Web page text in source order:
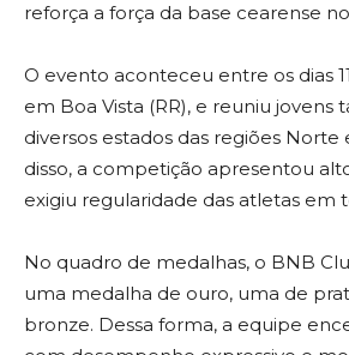
reforça a força da base cearense
O evento aconteceu entre os dias
em Boa Vista (RR), e reuniu jovens
diversos estados das regiões
disso, a competição apresentou
exigiu regularidade das atletas em
No quadro de medalhas, o BNB
uma medalha de ouro, uma de
bronze. Dessa forma, a equipe